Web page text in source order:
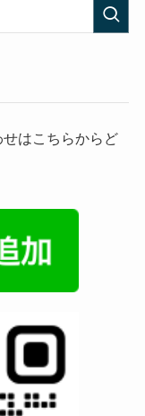
はこちらからど